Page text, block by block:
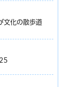
文化の散歩道